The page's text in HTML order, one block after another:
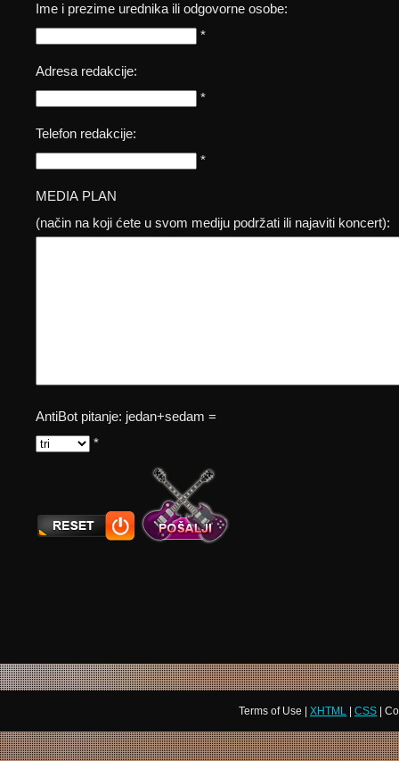
Ime i prezime urednika ili odgovorne osobe:
*
Adresa redakcije:
*
Telefon redakcije:
*
MEDIA PLAN
(način na koji ćete u svom mediju podržati ili najaviti koncert):
AntiBot pitanje: jedan+sedam =
*
Terms of Use |XHTML |CSS |